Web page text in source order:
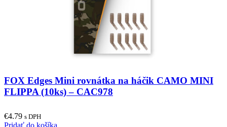
FOX Edges Mini rovnátka na háčik CAMO MINI
FLIPPA (10ks) – CAC978
€4.79 s DPH
Pridať do košíka